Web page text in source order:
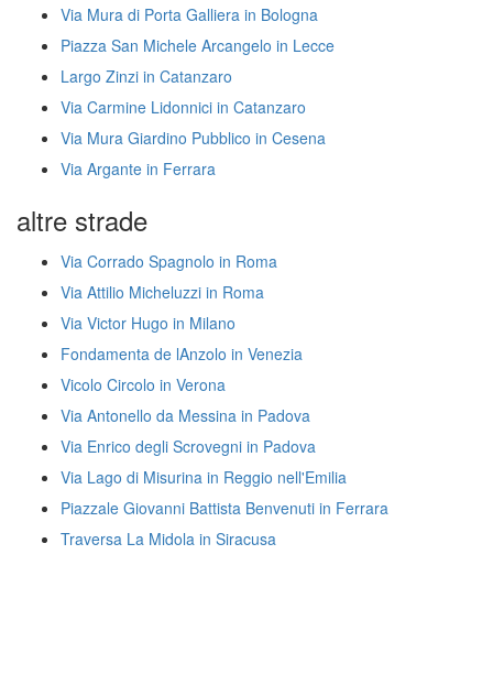
Via Mura di Porta Galliera in Bologna
Piazza San Michele Arcangelo in Lecce
Largo Zinzi in Catanzaro
Via Carmine Lidonnici in Catanzaro
Via Mura Giardino Pubblico in Cesena
Via Argante in Ferrara
altre strade
Via Corrado Spagnolo in Roma
Via Attilio Micheluzzi in Roma
Via Victor Hugo in Milano
Fondamenta de lAnzolo in Venezia
Vicolo Circolo in Verona
Via Antonello da Messina in Padova
Via Enrico degli Scrovegni in Padova
Via Lago di Misurina in Reggio nell'Emilia
Piazzale Giovanni Battista Benvenuti in Ferrara
Traversa La Midola in Siracusa